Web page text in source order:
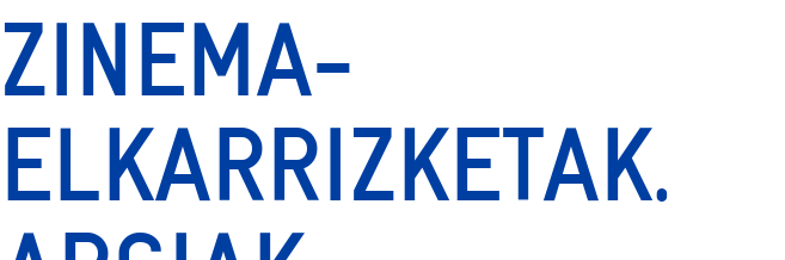
ZINEMA-
ELKARRIZKETAK.